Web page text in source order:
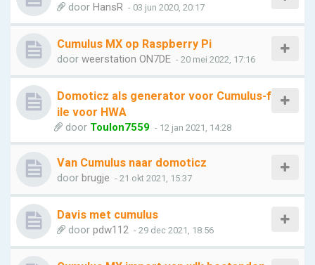
door HansR - 03 jun 2020, 20:17
Cumulus MX op Raspberry Pi
door weerstation ON7DE - 20 mei 2022, 17:16
Domoticz als generator voor Cumulus-f
ile voor HWA
door Toulon7559 - 12 jan 2021, 14:28
Van Cumulus naar domoticz
door brugje - 21 okt 2021, 15:37
Davis met cumulus
door pdw112 - 29 dec 2021, 18:56